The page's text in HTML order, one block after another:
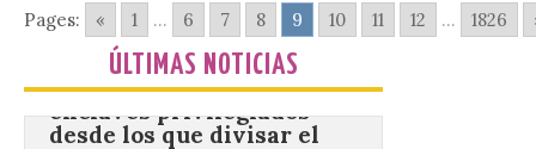
Pages: « 1 ... 6 7 8 9 10 11 12 ... 1826
ÚLTIMAS NOTICIAS
Cabárceno prepara tres
enclaves privilegiados
desde los que divisar el
eclipse solar del 12 de
agosto